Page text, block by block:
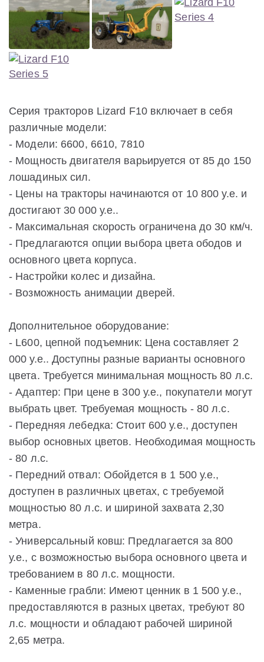
Серия тракторов Lizard F10 включает в себя
различные модели:
- Модели: 6600, 6610, 7810
- Мощность двигателя варьируется от 85 до 150
лошадиных сил.
- Цены на тракторы начинаются от 10 800 у.е. и
достигают 30 000 у.е..
- Максимальная скорость ограничена до 30 км/ч.
- Предлагаются опции выбора цвета ободов и
основного цвета корпуса.
- Настройки колес и дизайна.
- Возможность анимации дверей.
Дополнительное оборудование:
- L600, цепной подъемник: Цена составляет 2
000 у.е.. Доступны разные варианты основного
цвета. Требуется минимальная мощность 80 л.с.
- Адаптер: При цене в 300 у.е., покупатели могут
выбрать цвет. Требуемая мощность - 80 л.с.
- Передняя лебедка: Стоит 600 у.е., доступен
выбор основных цветов. Необходимая мощность
- 80 л.с.
- Передний отвал: Обойдется в 1 500 у.е.,
доступен в различных цветах, с требуемой
мощностью 80 л.с. и шириной захвата 2,30
метра.
- Универсальный ковш: Предлагается за 800
у.е., с возможностью выбора основного цвета и
требованием в 80 л.с. мощности.
- Каменные грабли: Имеют ценник в 1 500 у.е.,
предоставляются в разных цветах, требуют 80
л.с. мощности и обладают рабочей шириной
2,65 метра.